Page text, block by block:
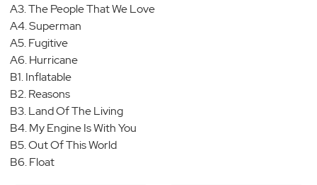
A3. The People That We Love
A4. Superman
A5. Fugitive
A6. Hurricane
B1. Inflatable
B2. Reasons
B3. Land Of The Living
B4. My Engine Is With You
B5. Out Of This World
B6. Float